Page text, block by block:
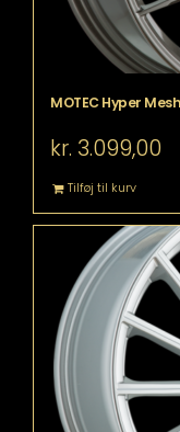
MOTEC Hyper
kr. 3.099,00
Tilføj til kurv